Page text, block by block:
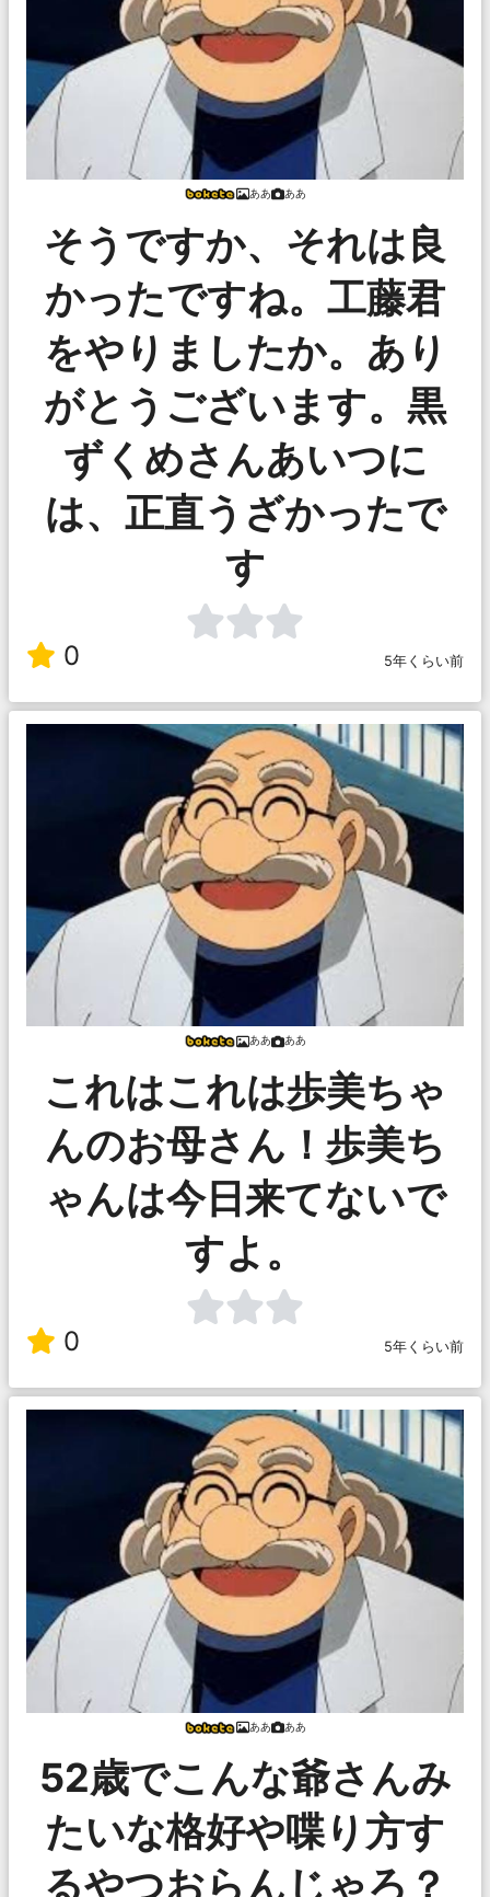
ああ ああ
そうですか、それは良
かったですね。工藤君
をやりましたか。あり
がとうございます。黒
ずくめさんあいつに
は、正直うざかったで
す
0 5年くらい前
ああ ああ
これはこれは歩美ちゃ
んのお母さん！歩美ち
ゃんは今日来てないで
すよ。
0 5年くらい前
ああ ああ
52歳でこんな爺さんみ
たいな格好や喋り方す
るやつおらんじゃろ？